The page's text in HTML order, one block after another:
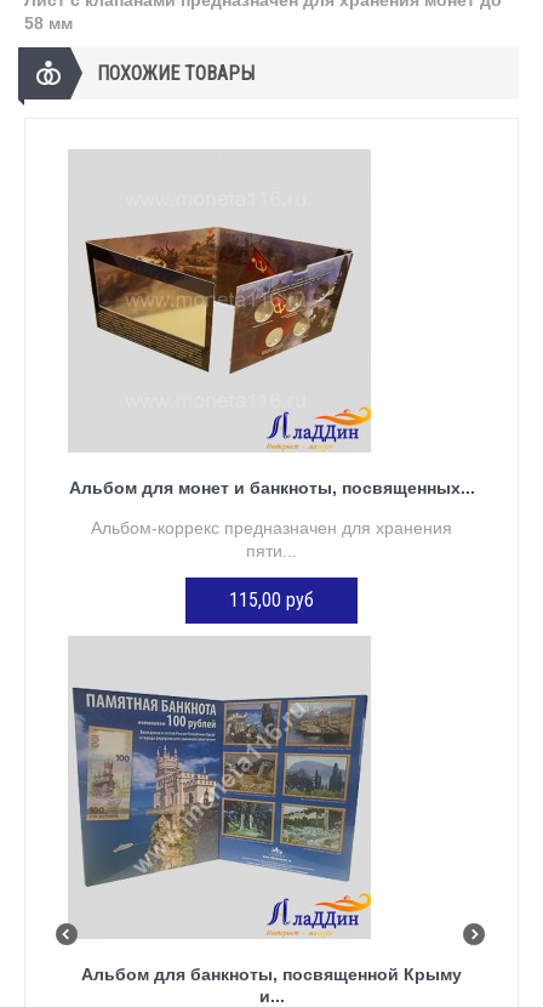
58 мм
ПОХОЖИЕ ТОВАРЫ
Альбом для монет и банкноты, посвященных...
Альбом-коррекс предназначен для хранения
пяти...
115,00 руб
Альбом для банкноты, посвященной Крыму
и...